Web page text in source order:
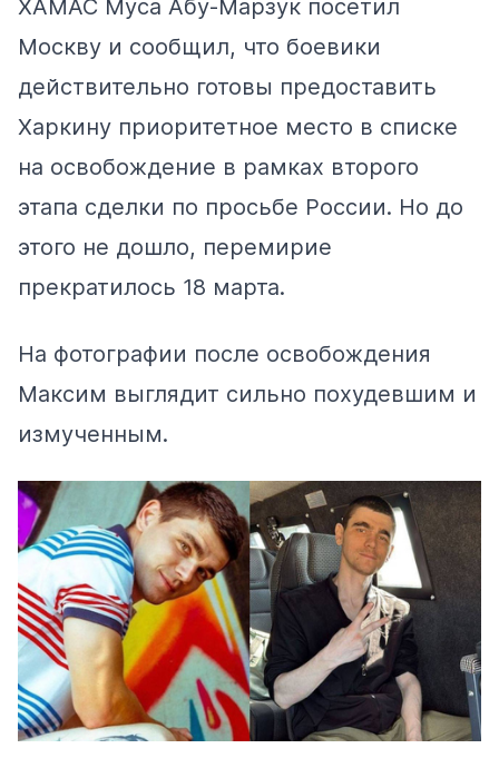
ХАМАС Муса Абу-Марзук посетил
Москву и сообщил, что боевики
действительно готовы предоставить
Харкину приоритетное место в списке
на освобождение в рамках второго
этапа сделки по просьбе России. Но до
этого не дошло, перемирие
прекратилось 18 марта.
На фотографии после освобождения
Максим выглядит сильно похудевшим и
измученным.